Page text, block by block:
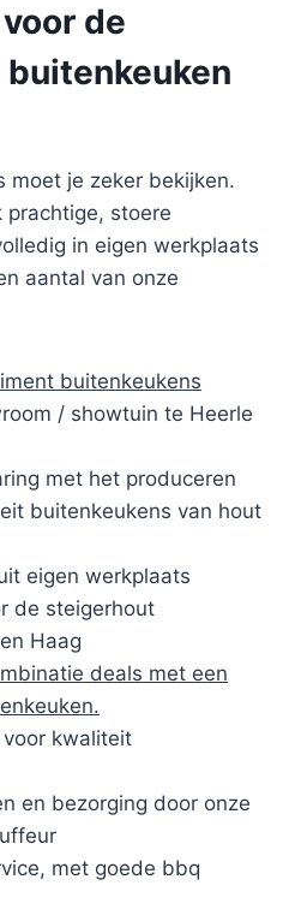
de
moet je zeker bekijken.
prachtige, stoere
in eigen werkplaats
aantal van onze
buitenkeukens
/ showtuin te Heerle
met het produceren
buitenkeukens van hout
eigen werkplaats
de steigerhout
Haag
deals met een
kwaliteit
en bezorging door onze
met goede bbq